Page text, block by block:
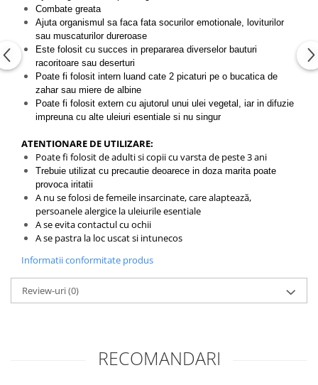
Combate greata
Ajuta organismul sa faca fata socurilor emotionale, loviturilor
sau muscaturilor dureroase
Este folosit cu succes in prepararea diverselor bauturi
racoritoare sau deserturi
Poate fi folosit intern luand cate 2 picaturi pe o bucatica de
zahar sau miere de albine
Poate fi folosit extern cu ajutorul unui ulei vegetal, iar in difuzie
impreuna cu alte uleiuri esentiale si nu singur
ATENTIONARE DE UTILIZARE:
Poate fi folosit de adulti si copii cu varsta de peste 3 ani
Trebuie utilizat cu precautie deoarece in doza marita poate
provoca iritatii
A nu se folosi de femeile insarcinate, care alaptează,
persoanele alergice la uleiurile esentiale
A se evita contactul cu ochii
A se pastra la loc uscat si intunecos
Informatii conformitate produs
Review-uri(0)
RECOMANDARI